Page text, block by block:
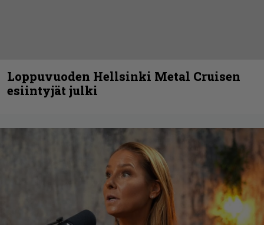
Loppuvuoden Hellsinki Metal Cruisen
esiintyjät julki